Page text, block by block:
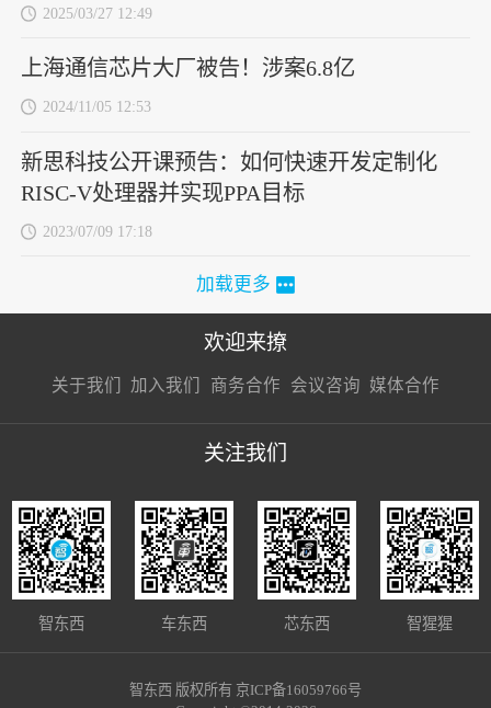
2025/03/27 12:49
上海通信芯片大厂被告！涉案6.8亿
2024/11/05 12:53
新思科技公开课预告：如何快速开发定制化
RISC-V处理器并实现PPA目标
2023/07/09 17:18
加载更多
欢迎来撩
关于我们 加入我们
接扔简历
商务合作
接开聊
会议咨询 媒体合作
接开聊
关注我们
智东西 车东西 芯东西 智猩猩
智东西 版权所有 京ICP备16059766号